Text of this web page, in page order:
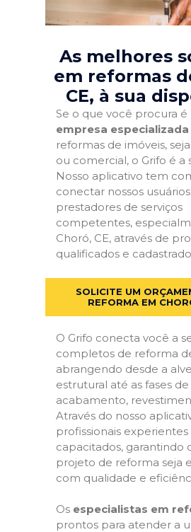
As melhores
em reformas
CE, à sua
Se o que você procura é
empresa especializada
reformas de imóveis,
ou comercial, o Grifo é a
Nosso aplicativo tem
conectar nossos
prestadores de serviços
competentes,
Choró, CE, através de
qualificados e
SOLICITE UM
REFORMA EM
O Grifo conecta você a
completos de reforma
abrangendo desde a
estrutural até as fases de
acabamento,
Através do nosso
profissionais experientes
capacitados, garantindo
projeto de reforma seja
com qualidade e
Os especialistas em
prontos para atender a